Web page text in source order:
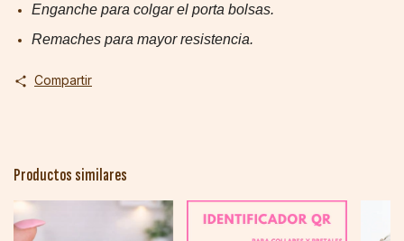
Enganche para colgar el porta bolsas.
Remaches para mayor resistencia.
Compartir
Productos similares